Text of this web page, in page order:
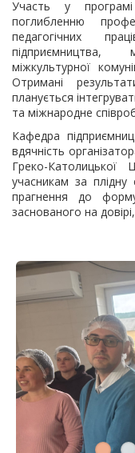
Участь у програмі
поглибленню
педагогічних
підприємництва,
міжкультурної
Отримані
планується
та міжнародне
Кафедра
вдячність
Греко-Католицької
учасникам за плідну
прагнення до
заснованого на